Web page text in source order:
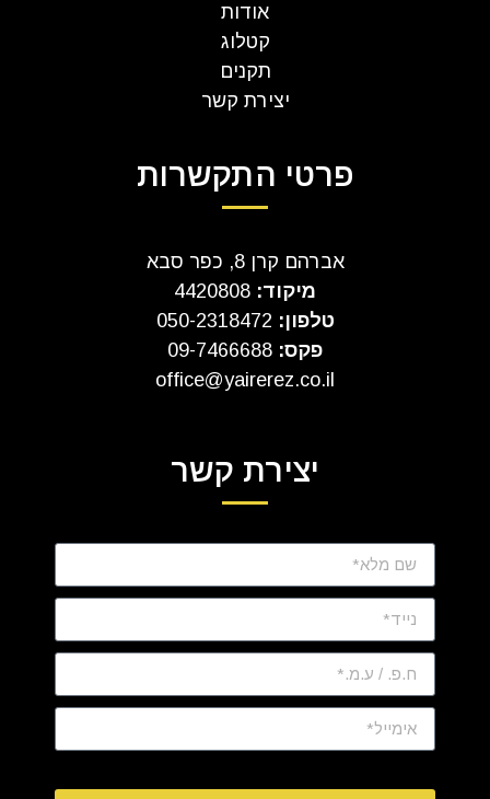
אודות
קטלוג
תקנים
יצירת קשר
פרטי התקשרות
אברהם קרן 8, כפר סבא
מיקוד:
טלפון:
פקס: 09-7466688
office@yairerez.co.il
יצירת קשר